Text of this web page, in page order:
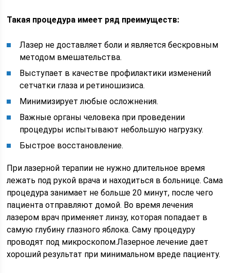
Такая процедура имеет ряд преимуществ:
Лазер не доставляет боли и является бескровным
методом вмешательства.
Выступает в качестве профилактики изменений
сетчатки глаза и ретиношизиса.
Минимизирует любые осложнения.
Важные органы человека при проведении
процедуры испытывают небольшую нагрузку.
Быстрое восстановление.
При лазерной терапии не нужно длительное время
лежать под рукой врача и находиться в больнице. Сама
процедура занимает не больше 20 минут, после чего
пациента отправляют домой. Во время лечения
лазером врач применяет линзу, которая попадает в
самую глубину глазного яблока. Саму процедуру
проводят под микроскопом.Лазерное лечение дает
хороший результат при минимальном вреде пациенту.